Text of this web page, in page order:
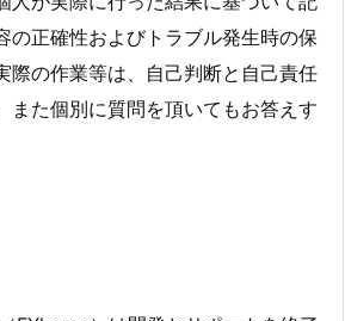
の正確性およびトラブル発生時の保
際の作業等は、自己判断と自己責任
また個別に質問を頂いてもお答えす